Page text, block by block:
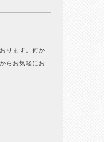
ります。何か
らお気軽にお